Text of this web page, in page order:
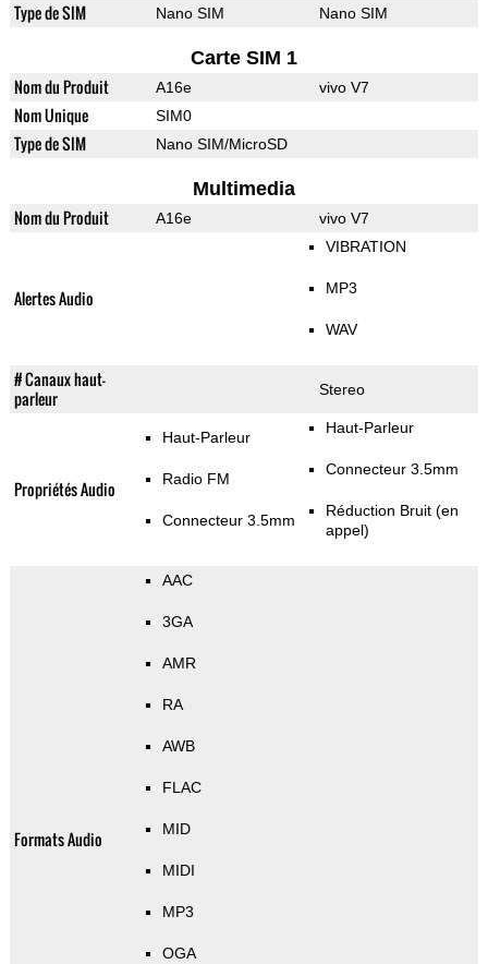
Type de SIM Nano SIM Nano SIM
Carte SIM 1
Nom du Produit A16e vivo V7
Nom Unique SIM0
Type de SIM Nano SIM/MicroSD
Multimedia
Nom du Produit A16e vivo V7
Alertes Audio
VIBRATION
MP3
WAV
# Canaux haut-
parleur
Stereo
Propriétés Audio
Haut-Parleur
Radio FM
Connecteur 3.5mm
Haut-Parleur
Connecteur 3.5mm
Réduction Bruit (en
appel)
Formats Audio
AAC
3GA
AMR
RA
AWB
FLAC
MID
MIDI
MP3
OGA